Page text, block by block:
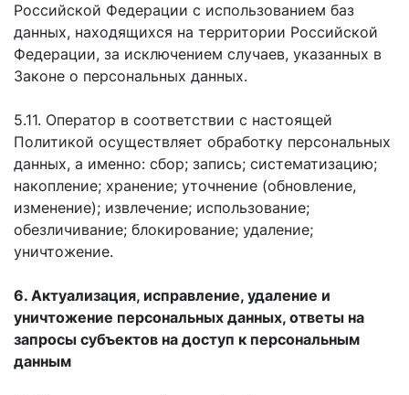
Российской Федерации с использованием баз
данных, находящихся на территории Российской
Федерации, за исключением случаев, указанных в
Законе о персональных данных.
5.11. Оператор в соответствии с настоящей
Политикой осуществляет обработку персональных
данных, а именно: сбор; запись; систематизацию;
накопление; хранение; уточнение (обновление,
изменение); извлечение; использование;
обезличивание; блокирование; удаление;
уничтожение.
6. Актуализация, исправление, удаление и
уничтожение персональных данных, ответы на
запросы субъектов на доступ к персональным
данным